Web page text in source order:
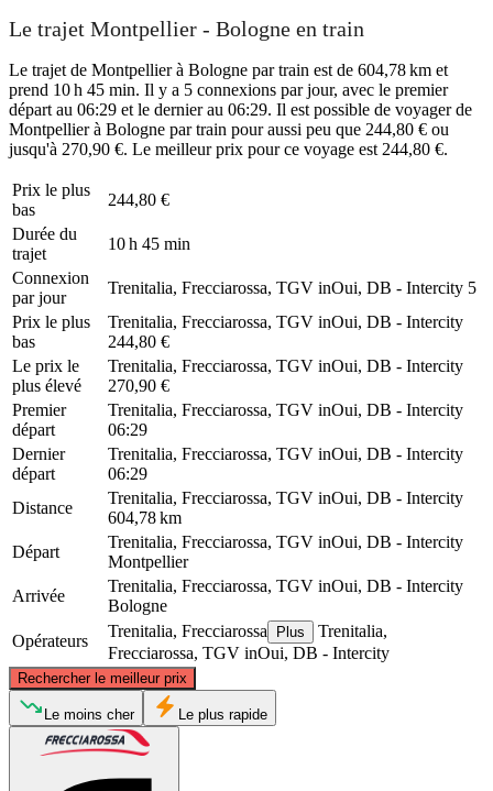
Le trajet Montpellier - Bologne en train
Le trajet de Montpellier à Bologne par train est de 604,78 km et
prend 10 h 45 min. Il y a 5 connexions par jour, avec le premier
départ au 06:29 et le dernier au 06:29. Il est possible de voyager de
Montpellier à Bologne par train pour aussi peu que 244,80 € ou
jusqu'à 270,90 €. Le meilleur prix pour ce voyage est 244,80 €.
Prix ​​le plus
bas
244,80 €
Durée du
trajet
10 h 45 min
Connexion
par jour
Trenitalia, Frecciarossa, TGV inOui, DB - Intercity 5
Prix ​​le plus
bas
Trenitalia, Frecciarossa, TGV inOui, DB - Intercity
244,80 €
Le prix le
plus élevé
Trenitalia, Frecciarossa, TGV inOui, DB - Intercity
270,90 €
Premier
départ
Trenitalia, Frecciarossa, TGV inOui, DB - Intercity
06:29
Dernier
départ
Trenitalia, Frecciarossa, TGV inOui, DB - Intercity
06:29
Distance
Trenitalia, Frecciarossa, TGV inOui, DB - Intercity
604,78 km
Départ
Trenitalia, Frecciarossa, TGV inOui, DB - Intercity
Montpellier
Arrivée
Trenitalia, Frecciarossa, TGV inOui, DB - Intercity
Bologne
Opérateurs
Trenitalia, Frecciarossa Plus
Trenitalia,
Frecciarossa, TGV inOui, DB - Intercity
Rechercher le meilleur prix
©CARTO, © OpenStreetMapcontributors
Le moins cher Le plus rapide